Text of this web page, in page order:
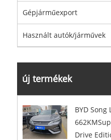
Gépjárműexport
Használt autók/járművek
új termékek
BYD Song
Drive